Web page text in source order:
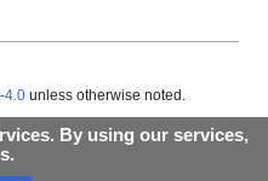
By using our services,
4.0 unless otherwise noted.